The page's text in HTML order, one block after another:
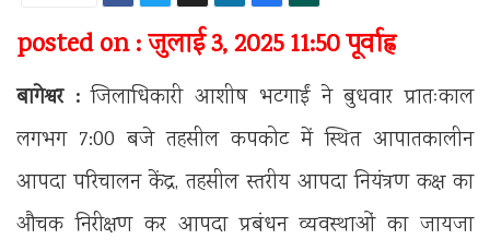
posted on : जुलाई 3, 2025 11:50 पूर्वाह्न
बागेश्वर :जिलाधिकारी आशीष भटगाईं ने बुधवार प्रातःकाल
लगभग 7:00 बजे तहसील कपकोट में स्थित आपातकालीन
आपदा परिचालन केंद्र, तहसील स्तरीय आपदा नियंत्रण कक्ष का
औचक निरीक्षण कर आपदा प्रबंधन व्यवस्थाओं का जायजा